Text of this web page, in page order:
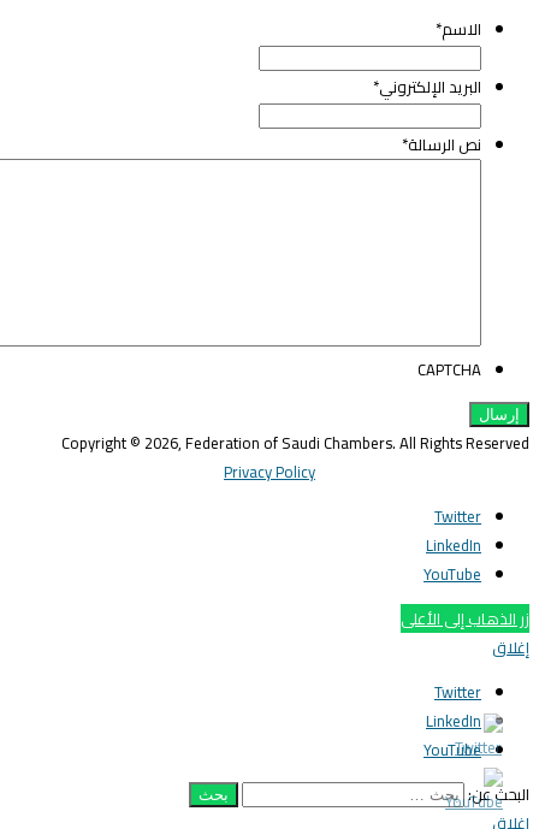
الاسم*
البريد الإلكتروني*
نص الرسالة*
CAPTCHA
Copyright © 2026, Federation of Saudi Chambers. All Rights
Privacy Policy
Twitter
LinkedIn
YouTube
الذهاب إلى الأعلى
Twitter
LinkedIn
YouTube
عن: